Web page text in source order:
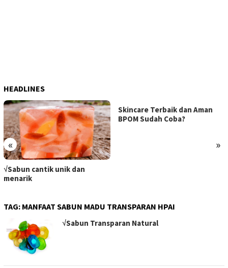
HEADLINES
« »
√Sabun cantik unik dan
menarik
Skincare Terbaik dan Aman
BPOM Sudah Coba?
TAG: MANFAAT SABUN MADU TRANSPARAN HPAI
√Sabun Transparan Natural